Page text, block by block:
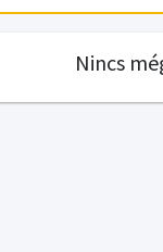
Nincs